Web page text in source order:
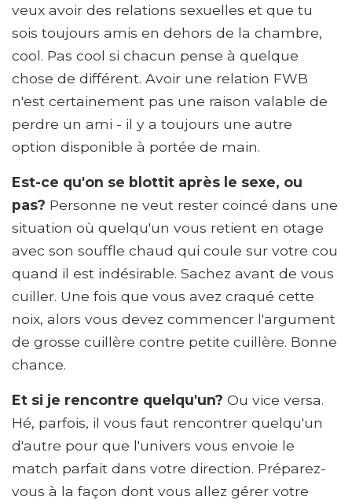
veux avoir des relations sexuelles et que tu
sois toujours amis en dehors de la chambre,
cool. Pas cool si chacun pense à quelque
chose de différent. Avoir une relation FWB
n'est certainement pas une raison valable de
perdre un ami - il y a toujours une autre
option disponible à portée de main.
Est-ce qu'on se blottit après le sexe, ou
pas? Personne ne veut rester coincé dans une
situation où quelqu'un vous retient en otage
avec son souffle chaud qui coule sur votre cou
quand il est indésirable. Sachez avant de vous
cuiller. Une fois que vous avez craqué cette
noix, alors vous devez commencer l'argument
de grosse cuillère contre petite cuillère. Bonne
chance.
Et si je rencontre quelqu'un? Ou vice versa.
Hé, parfois, il vous faut rencontrer quelqu'un
d'autre pour que l'univers vous envoie le
match parfait dans votre direction. Préparez-
vous à la façon dont vous allez gérer votre